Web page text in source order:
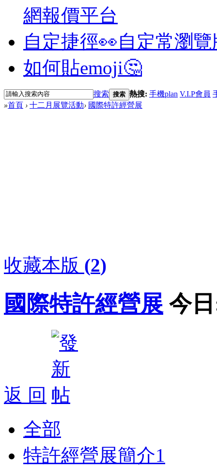
網報價平台
自定捷徑👀自定常瀏
如何貼emoji🤔
搜索 搜索 熱搜: 手機plan V.I.P會員
»首頁 › 十二月展覽活動› 國際特許經營展
收藏本版 (2)
國際特許經營展 今
返 回
全部
特許經營展簡介1